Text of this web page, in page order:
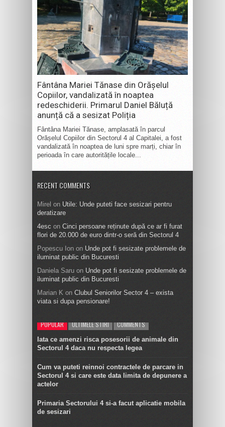
Fântâna Mariei Tănase din Orășelul
Copiilor, vandalizată în noaptea
redeschiderii. Primarul Daniel Băluță
anunță că a sesizat Poliția
Fântâna Mariei Tănase, amplasată în parcul
Orășelul Copiilor din Sectorul 4 al Capitalei, a fost
vandalizată în noaptea de luni spre marți, chiar în
perioada în care autoritățile locale...
RECENT COMMENTS
Mirel on Utile: Unde puteti face sesizari pentru
deratizare
4esc on Cinci persoane reținute după ce ar fi furat
flori de 20.000 de euro dintr-o seră din Sectorul 4
Popescu Ion on Unde pot fi sesizate problemele de
iluminat public din Bucuresti
Daniela Saru on Unde pot fi sesizate problemele de
iluminat public din Bucuresti
Marian K on Clubul Seniorilor Sector 4 – exista
viata si dupa pensionare!
POPULAR ULTIMELE STIRI COMMENTS
Iata ce amenzi risca posesorii de animale din
Sectorul 4 daca nu respecta legea
Cum va puteti reinnoi contractele de parcare in
Sectorul 4 si care este data limita de depunere a
actelor
Primaria Sectorului 4 si-a facut aplicatie mobila
de sesizari